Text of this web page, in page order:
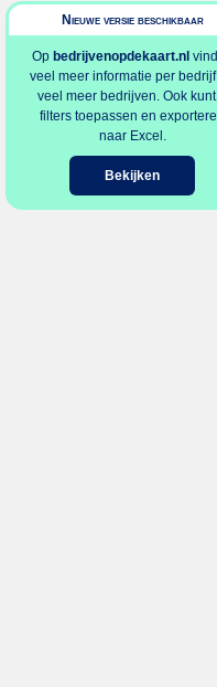
Nieuwe versie beschikbaar
Op bedrijvenopdekaart.nl
veel meer informatie per
veel meer bedrijven. Ook kunt
filters toepassen en
naar Excel.
Bekijken